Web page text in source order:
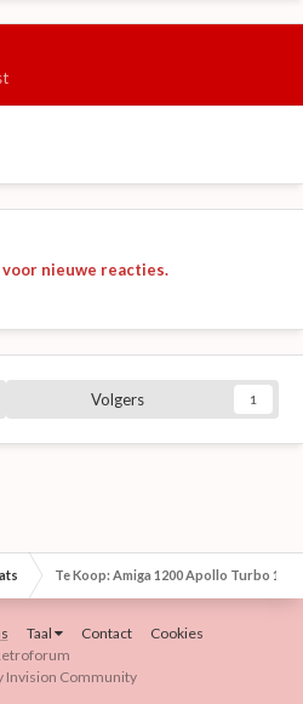
nieuwe reacties.
Volgers 1
Te Koop: Amiga 1200 Apollo Turbo
Taal Contact
Cookies
Invision Community